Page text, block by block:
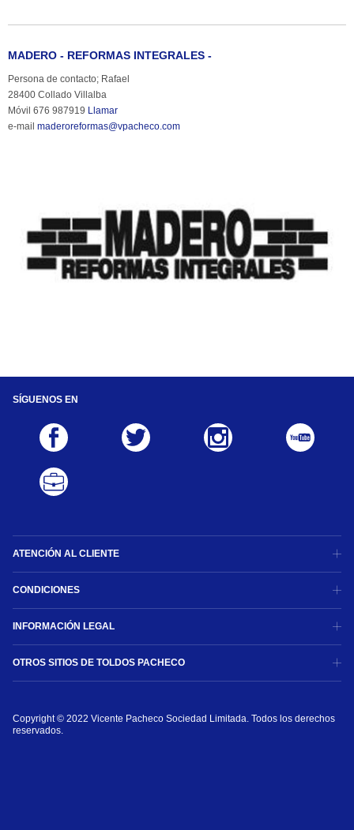
MADERO - REFORMAS INTEGRALES -
Persona de contacto; Rafael
28400 Collado Villalba
Móvil 676 987919 Llamar
e-mail maderoreformas@vpacheco.com
SÍ­GUENOS EN
ATENCIÓN AL CLIENTE
CONDICIONES
INFORMACIÓN LEGAL
OTROS SITIOS DE TOLDOS PACHECO
Copyright © 2022 Vicente Pacheco Sociedad Limitada. Todos los derechos
reservados.